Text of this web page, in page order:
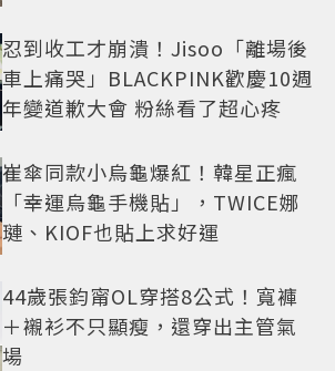
忍到收工才崩潰！Jisoo「離場後
車上痛哭」BLACKPINK歡慶10週
年變道歉大會 粉絲看了超心疼
崔傘同款小烏龜爆紅！韓星正瘋
「幸運烏龜手機貼」，TWICE娜
璉、KIOF也貼上求好運
44歲張鈞甯OL穿搭8公式！寬褲
＋襯衫不只顯瘦，還穿出主管氣
場